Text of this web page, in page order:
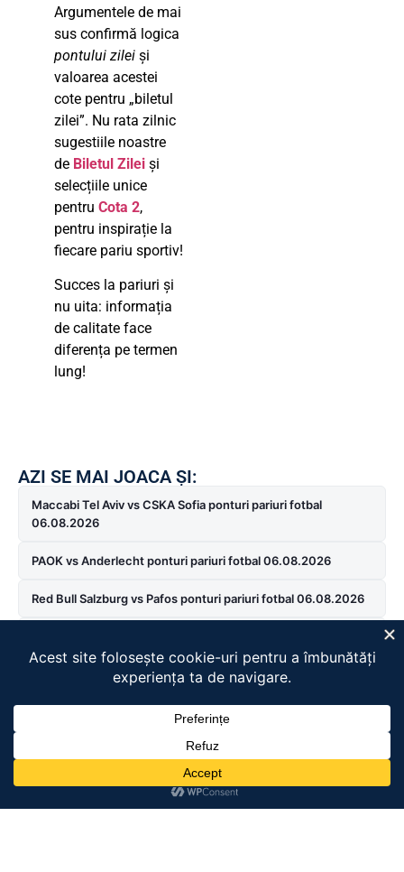
Argumentele de mai
sus confirmă logica
pontului zilei și
valoarea acestei
cote pentru „biletul
zilei”. Nu rata zilnic
sugestiile noastre
de Biletul Zilei și
selecțiile unice
pentru Cota 2,
pentru inspirație la
fiecare pariu sportiv!
Succes la pariuri și
nu uita: informația
de calitate face
diferența pe termen
lung!
AZI SE MAI JOACA ȘI:
Maccabi Tel Aviv vs CSKA Sofia ponturi pariuri fotbal
06.08.2026
PAOK vs Anderlecht ponturi pariuri fotbal 06.08.2026
Red Bull Salzburg vs Pafos ponturi pariuri fotbal 06.08.2026
06.08.2026
Joacă responsabil. 18+ Site-ul este interzis